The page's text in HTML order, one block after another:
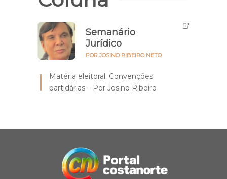
Semanário
Jurídico
POR JOSINO RIBEIRO NETO
Matéria eleitoral. Convenções
partidárias – Por Josino Ribeiro